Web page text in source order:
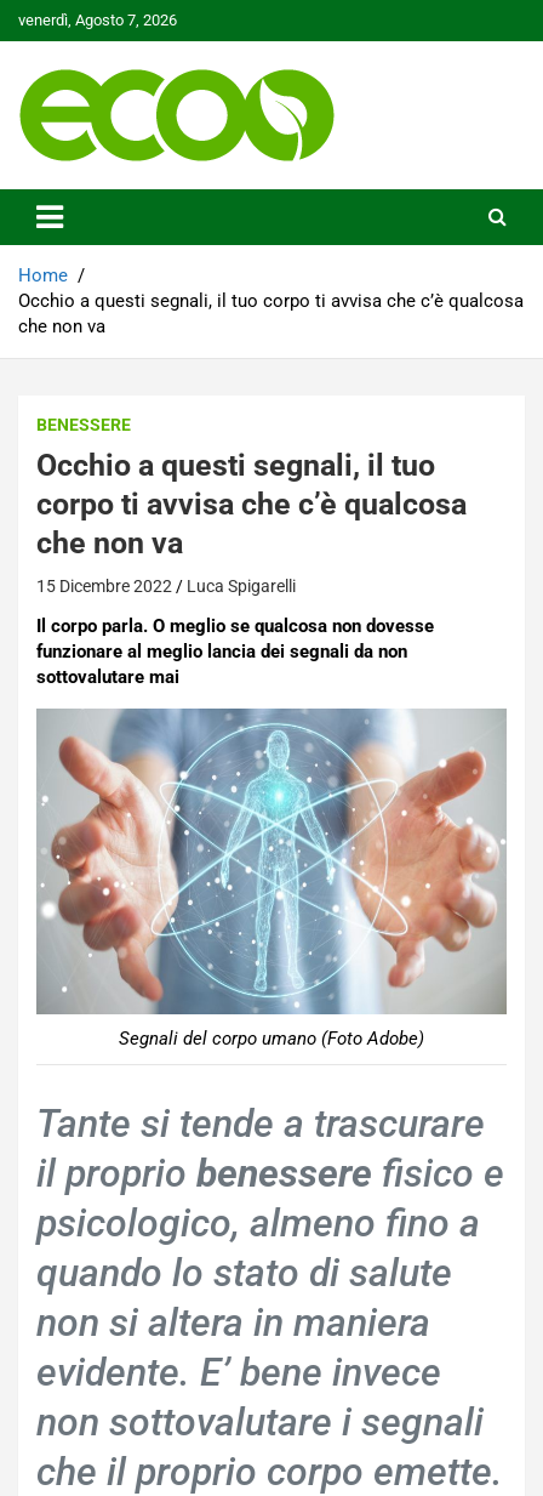
to
venerdì, Agosto 7, 2026
Ecoo.it
Home
Occhio a questi segnali, il tuo corpo ti avvisa che c’è qualcosa
che non va
BENESSERE
Occhio a questi segnali, il tuo
corpo ti avvisa che c’è qualcosa
che non va
15 Dicembre 2022 Luca Spigarelli
Il corpo parla. O meglio se qualcosa non dovesse
funzionare al meglio lancia dei segnali da non
sottovalutare mai
Segnali del corpo umano (Foto Adobe)
Tante si tende a trascurare
il proprio benessere fisico e
psicologico, almeno fino a
quando lo stato di salute
non si altera in maniera
evidente. E’ bene invece
non sottovalutare i segnali
che il proprio corpo emette.